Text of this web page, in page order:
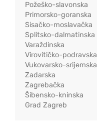
Požeško-slavonska
Primorsko-goranska
Sisačko-moslavačka
Splitsko-dalmatinska
Varaždinska
Virovitičko-podravska
Vukovarsko-srijemska
Zadarska
Zagrebačka
Šibensko-kninska
Grad Zagreb